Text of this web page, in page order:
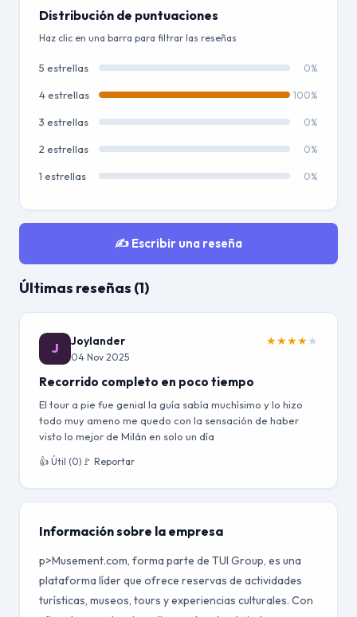
Distribución de puntuaciones
Haz clic en una barra para filtrar las reseñas
5 estrellas 0%
4 estrellas 100%
3 estrellas 0%
2 estrellas 0%
1 estrellas 0%
✍️ Escribir una reseña
Últimas reseñas (1)
J Joylander
04 Nov 2025
★★★★★
Recorrido completo en poco tiempo
El tour a pie fue genial la guía sabía muchísimo y lo hizo
todo muy ameno me quedo con la sensación de haber
visto lo mejor de Milán en solo un día
👍 Útil (0) 🚩 Reportar
Información sobre la empresa
p>Musement.com, forma parte de TUI Group, es una
plataforma líder que ofrece reservas de actividades
turísticas, museos, tours y experiencias culturales. Con